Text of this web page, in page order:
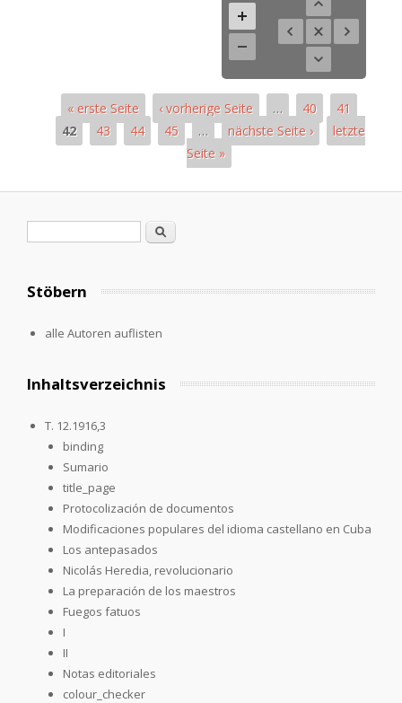
« erste Seite ‹ vorherige Seite … 40
41
42
43 44 45 … nächste Seite ›
letzte
Seite »
Suche
Stöbern
alle Autoren auflisten
Inhaltsverzeichnis
T. 12.1916,3
binding
Sumario
title_page
Protocolización de documentos
Modificaciones populares del idioma castellano en Cuba
Los antepasados
Nicolás Heredia, revolucionario
La preparación de los maestros
Fuegos fatuos
I
II
Notas editoriales
colour_checker